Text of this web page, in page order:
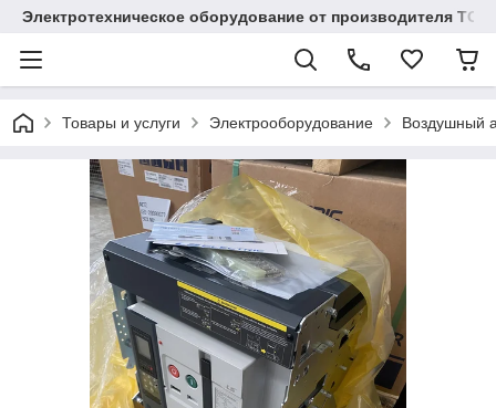
Электротехническое оборудование от производителя TOO
Товары и услуги Электрооборудование Воздушный